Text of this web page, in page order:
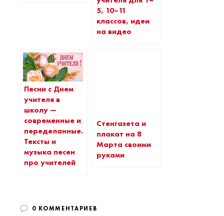
5, 10–11
классов, идеи
на видео
Песни с Днем
учителя в
школу —
современные и
переделанные.
Тексты и
музыка песен
про учителей
Стенгазета и
плакат на 8
Марта своими
руками
0 КОММЕНТАРИЕВ